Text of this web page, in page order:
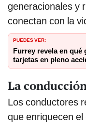
generacionales y
conectan con la
PUEDES VER:
Furrey revela en
tarjetas en pleno
La
Los conductores
que enriquecen el